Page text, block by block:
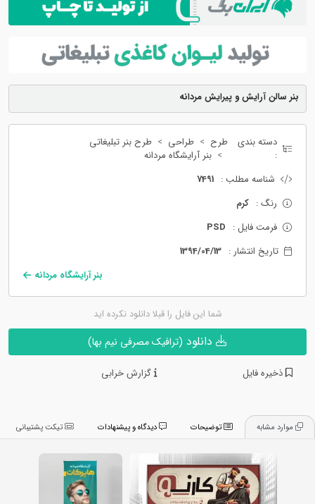
بنر سالن آرایش و پیرایش مردانه
دسته بندی
:
طرح طراحی
طرح بنر تبلیغاتی
بنر آرایشگاه مردانه
شناسه مطلب : 7491
رنگ : کرم
فرمت فایل : PSD
تاریخ انتشار : 1394/04/13
بنر آرایشگاه مردانه
شما این فایل را قبلا دانلود نکرده اید
(ترافیک مصرفی نیم بها)
ذخیره فایل گزارش خرابی
توضیحات تیکت پشتیبانی